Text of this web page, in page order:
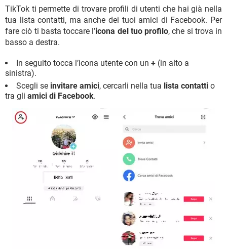
TikTok ti permette di trovare profili di utenti che hai già nella
tua lista contatti, ma anche dei tuoi amici di Facebook. Per
fare ciò ti basta toccare l’icona del tuo profilo, che si trova in
basso a destra.
In seguito tocca l’icona utente con un + (in alto a
sinistra).
Scegli se invitare amici, cercarli nella tua lista contatti o
tra gli amici di Facebook.